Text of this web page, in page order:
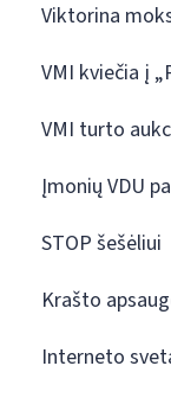
Viktorina
VMI kviečia į
VMI turto
Įmonių VDU
STOP šešėliui
Krašto
Interneto